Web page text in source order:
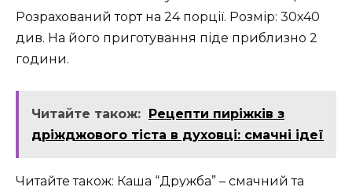
Розрахований торт на 24 порції. Розмір: 30х40
див. На його приготування піде приблизно 2
години.
Читайте також: Рецепти пиріжків з
дріжджового тіста в духовці: смачні ідеї
Читайте також: Каша “Дружба” – смачний та